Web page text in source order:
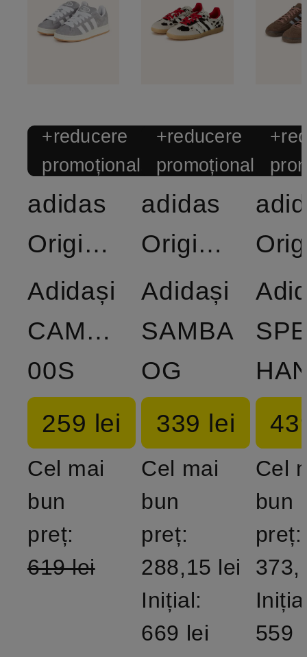
+reducere
promoțională
adidas
Originals
Adidași
CAMPUS
00S
259 lei
Cel mai
bun
preț:
619 lei
+reducere
promoțională
adidas
Originals
Adidași
SAMBA
OG
339 lei
Cel mai
bun
preț:
288,15 lei
Inițial:
669 lei
Cel
bun
preț:
559